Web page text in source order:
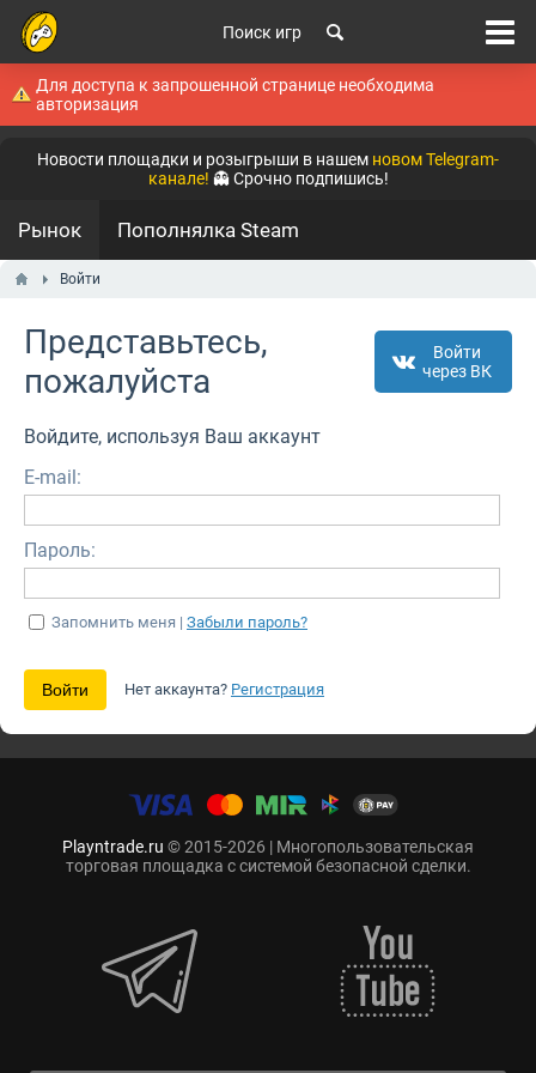
Поиск игр
Для доступа к запрошенной странице необходима
авторизация
Новости площадки и розыгрыши в нашем новом Telegram-
канале! 👻 Срочно подпишись!
Рынок Пополнялка Steam
Войти
Представьтесь,
пожалуйста
Войти
через ВК
Войдите, используя Ваш аккаунт
E-mail:
Пароль:
Запомнить меня | Забыли пароль?
Нет аккаунта? Регистрация
Playntrade.ru © 2015-2026 | Многопользовательская
торговая площадка с системой безопасной сделки.